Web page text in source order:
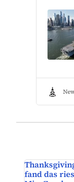
fand das